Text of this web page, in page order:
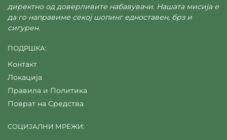
директно од доверливите набавувачи. Нашата мисија е
да го направиме секој шопинг едноставен, брз и
сигурен.
ПОДРШКА:
Контакт
Локација
Правила и Политика
Поврат на Средства
СОЦИЈАЛНИ МРЕЖИ: